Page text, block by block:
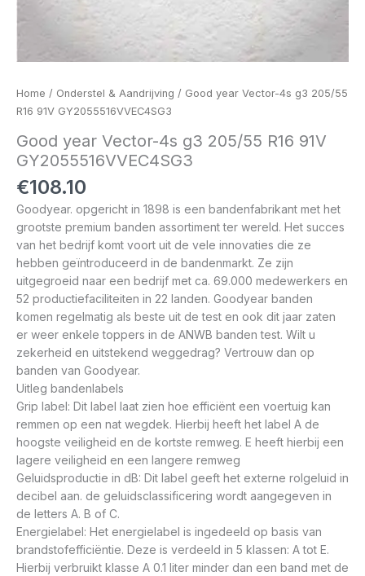
Home / Onderstel & Aandrijving / Good year Vector-4s g3 205/55
R16 91V GY2055516VVEC4SG3
Good year Vector-4s g3 205/55 R16 91V
GY2055516VVEC4SG3
€108.10
Goodyear. opgericht in 1898 is een bandenfabrikant met het
grootste premium banden assortiment ter wereld. Het succes
van het bedrijf komt voort uit de vele innovaties die ze
hebben geïntroduceerd in de bandenmarkt. Ze zijn
uitgegroeid naar een bedrijf met ca. 69.000 medewerkers en
52 productiefaciliteiten in 22 landen. Goodyear banden
komen regelmatig als beste uit de test en ook dit jaar zaten
er weer enkele toppers in de ANWB banden test. Wilt u
zekerheid en uitstekend weggedrag? Vertrouw dan op
banden van Goodyear.
Uitleg bandenlabels
Grip label: Dit label laat zien hoe efficiënt een voertuig kan
remmen op een nat wegdek. Hierbij heeft het label A de
hoogste veiligheid en de kortste remweg. E heeft hierbij een
lagere veiligheid en een langere remweg
Geluidsproductie in dB: Dit label geeft het externe rolgeluid in
decibel aan. de geluidsclassificering wordt aangegeven in
de letters A. B of C.
Energielabel: Het energielabel is ingedeeld op basis van
brandstofefficiëntie. Deze is verdeeld in 5 klassen: A tot E.
Hierbij verbruikt klasse A 0.1 liter minder dan een band met de